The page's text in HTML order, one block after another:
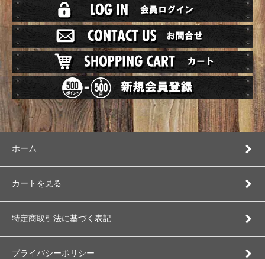
ホーム
カートを見る
特定商取引法に基づく表記
プライバシーポリシー